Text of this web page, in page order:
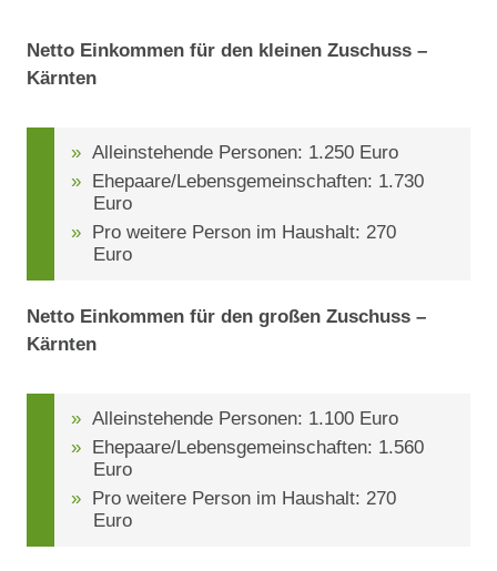
Netto Einkommen für den kleinen Zuschuss –
Kärnten
Alleinstehende Personen: 1.250 Euro
Ehepaare/Lebensgemeinschaften: 1.730
Euro
Pro weitere Person im Haushalt: 270
Euro
Netto Einkommen für den großen Zuschuss –
Kärnten
Alleinstehende Personen: 1.100 Euro
Ehepaare/Lebensgemeinschaften: 1.560
Euro
Pro weitere Person im Haushalt: 270
Euro